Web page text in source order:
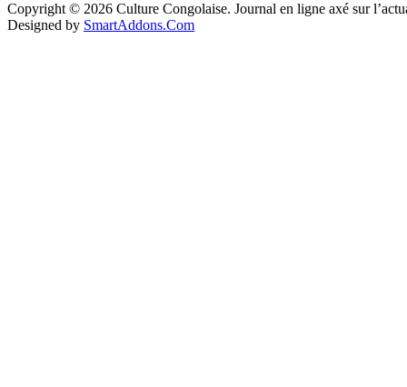
Copyright © 2026 Culture Congolaise. Journal en ligne axé sur
Designed by SmartAddons.Com